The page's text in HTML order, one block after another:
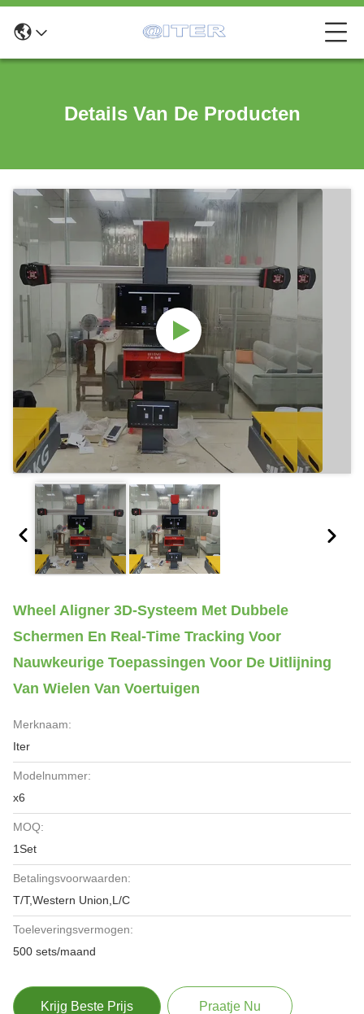
Details Van De Producten
Wheel Aligner 3D-Systeem Met Dubbele
Schermen En Real-Time Tracking Voor
Nauwkeurige Toepassingen Voor De Uitlijning
Van Wielen Van Voertuigen
Merknaam:
Iter
Modelnummer:
x6
MOQ:
1Set
Betalingsvoorwaarden:
T/T,Western Union,L/C
Toeleveringsvermogen:
500 sets/maand
Krijg Beste Prijs Praatje Nu